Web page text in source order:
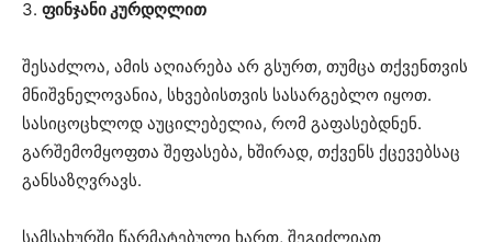
3. ფინჯანი კურდღლით
შესაძლოა, ამის აღიარება არ გსურთ, თუმცა თქვენთვის
მნიშვნელოვანია, სხვებისთვის სასარგებლო იყოთ.
სასიცოცხლოდ აუცილებელია, რომ გაფასებდნენ.
გარშემომყოფთა შეფასება, ხშირად, თქვენს ქცევებსაც
განსაზღვრავს.
სამსახურში წარმატებული ხართ, შეგიძლიათ